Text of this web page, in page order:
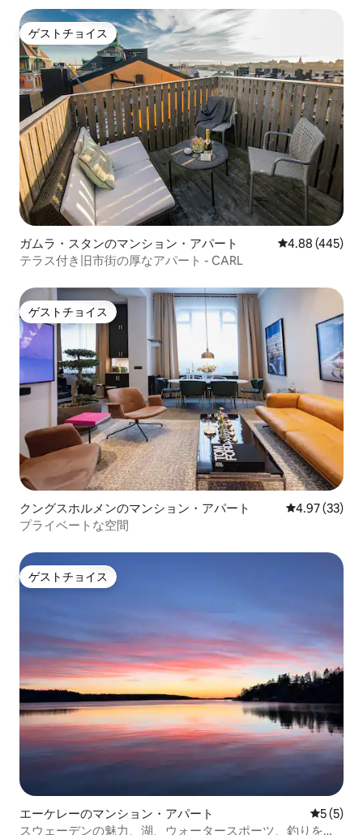
ゲストチョイス
ゲストチョイス
ガムラ・スタンのマンション・アパート レビュー445
4.88 (445)
テラス付き旧市街の厚なアパート - CARL
ゲストチョイス
ゲストチョイス
クングスホルメンのマンション・アパート レビュー33
4.97 (33)
プライベートな空間
ゲストチョイス
ゲストチョイス
エーケレーのマンション・アパート レビュー
5 (5)
スウェーデンの魅力、湖、ウォータースポーツ、釣りを楽